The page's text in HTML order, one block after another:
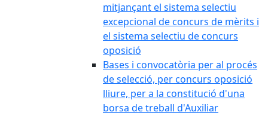
mitjançant el sistema selectiu
excepcional de concurs de mèrits i
el sistema selectiu de concurs
oposició
Bases i convocatòria per al procés
de selecció, per concurs oposició
lliure, per a la constitució d'una
borsa de treball d'Auxiliar